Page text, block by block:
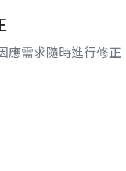
應需求隨時進行修